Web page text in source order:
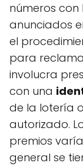
números
anunciados
el
para
involucra
con una
de la lotería
autorizado.
premios
general se